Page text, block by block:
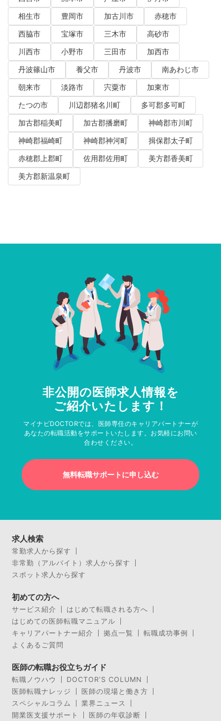
相生市
豊岡市 加古川市
赤穂市
西脇市
宝塚市 三木市
高砂市
川西市
小野市 三田市
加西市
丹波篠山市
養父市 丹波市
南あわじ市
朝来市
淡路市 宍粟市
加東市
たつの市
川辺郡猪名川町
多可郡多可町
加古郡稲美町
加古郡播磨町
神崎郡市川町
神崎郡福崎町
神崎郡神河町
揖保郡太子町
赤穂郡上郡町
佐用郡佐用町
美方郡香美町
美方郡新温泉町
非公開の医師求人情報を
ご紹介いたします！
マイナビDOCTORでは、医師専任のキャリアパートナーが
あなたの転職活動をサポートいたします。お気軽にお問い
合わせください。
無料転職サポートに申し込む
求人検索
常勤求人から探す
非常勤（アルバイト）求人から探す
スポット求人から探す
初めての方へ
サービス紹介
はじめて転職される方へ
はじめての医師転職マニュアル
キャリアパートナー紹介
拠点一覧
転職成功事例
よくあるご質問
医師の転職お役立ちガイド
転職ノウハウ
DOCTOR’S COLUMN
医師転職ナレッジ
医師の現場と働き方
スペシャルコラム
業界ニュース
開業医支援サポート
医師の年収診断